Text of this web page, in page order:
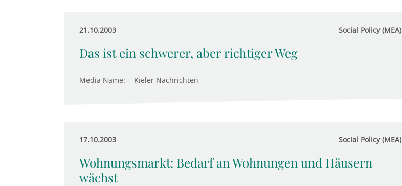
21.10.2003 Social Policy (MEA)
Das ist ein schwerer, aber richtiger Weg
Media Name: Kieler Nachrichten
17.10.2003 Social Policy (MEA)
Wohnungsmarkt: Bedarf an Wohnungen und Häusern
wächst